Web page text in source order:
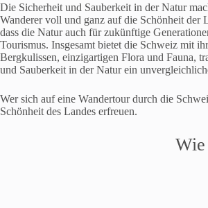
Die Sicherheit und Sauberkeit in der Natur
Wanderer voll und ganz auf die Schönheit der
dass die Natur auch für zukünftige
Tourismus. Insgesamt bietet die Schweiz mit
Bergkulissen, einzigartigen Flora und Fauna,
und Sauberkeit in der Natur ein
Wer sich auf eine Wandertour durch die
Schönheit des Landes erfreuen.